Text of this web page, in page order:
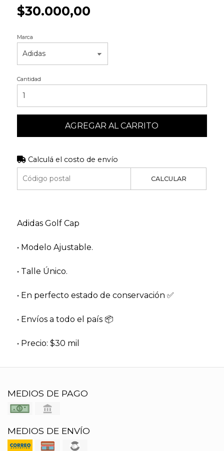
$30.000,00
Marca
Cantidad
AGREGAR AL CARRITO
Calculá el costo de envío
CALCULAR
Adidas Golf Cap
• Modelo Ajustable.
• Talle Único.
• En perfecto estado de conservación ✅️
• Envíos a todo el país 📦
• Precio: $30 mil
MEDIOS DE PAGO
MEDIOS DE ENVÍO